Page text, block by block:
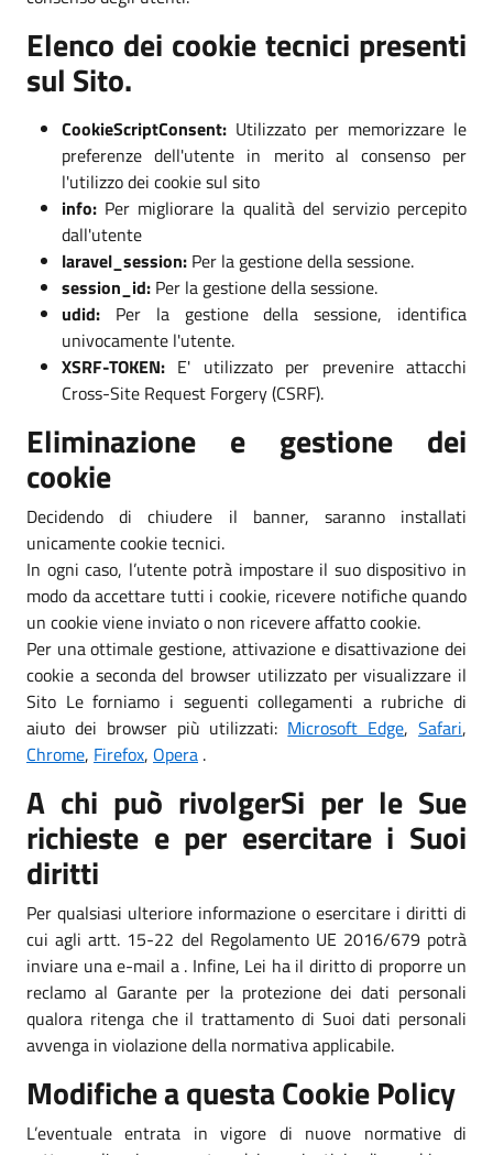
Elenco dei cookie tecnici presenti
sul Sito.
CookieScriptConsent: Utilizzato per memorizzare le
preferenze dell'utente in merito al consenso per
l'utilizzo dei cookie sul sito
info: Per migliorare la qualità del servizio percepito
dall'utente
laravel_session: Per la gestione della sessione.
session_id: Per la gestione della sessione.
udid: Per la gestione della sessione, identifica
univocamente l'utente.
XSRF-TOKEN: E' utilizzato per prevenire attacchi
Cross-Site Request Forgery (CSRF).
Eliminazione e gestione dei
cookie
Decidendo di chiudere il banner, saranno installati
unicamente cookie tecnici.
In ogni caso, l’utente potrà impostare il suo dispositivo in
modo da accettare tutti i cookie, ricevere notifiche quando
un cookie viene inviato o non ricevere affatto cookie.
Per una ottimale gestione, attivazione e disattivazione dei
cookie a seconda del browser utilizzato per visualizzare il
Sito Le forniamo i seguenti collegamenti a rubriche di
aiuto dei browser più utilizzati: Microsoft Edge,Safari,
Chrome, Firefox, Opera .
A chi può rivolgerSi per le Sue
richieste e per esercitare i Suoi
diritti
Per qualsiasi ulteriore informazione o esercitare i diritti di
cui agli artt. 15-22 del Regolamento UE 2016/679 potrà
inviare una e-mail a . Infine, Lei ha il diritto di proporre un
reclamo al Garante per la protezione dei dati personali
qualora ritenga che il trattamento di Suoi dati personali
avvenga in violazione della normativa applicabile.
Modifiche a questa Cookie Policy
L’eventuale entrata in vigore di nuove normative di